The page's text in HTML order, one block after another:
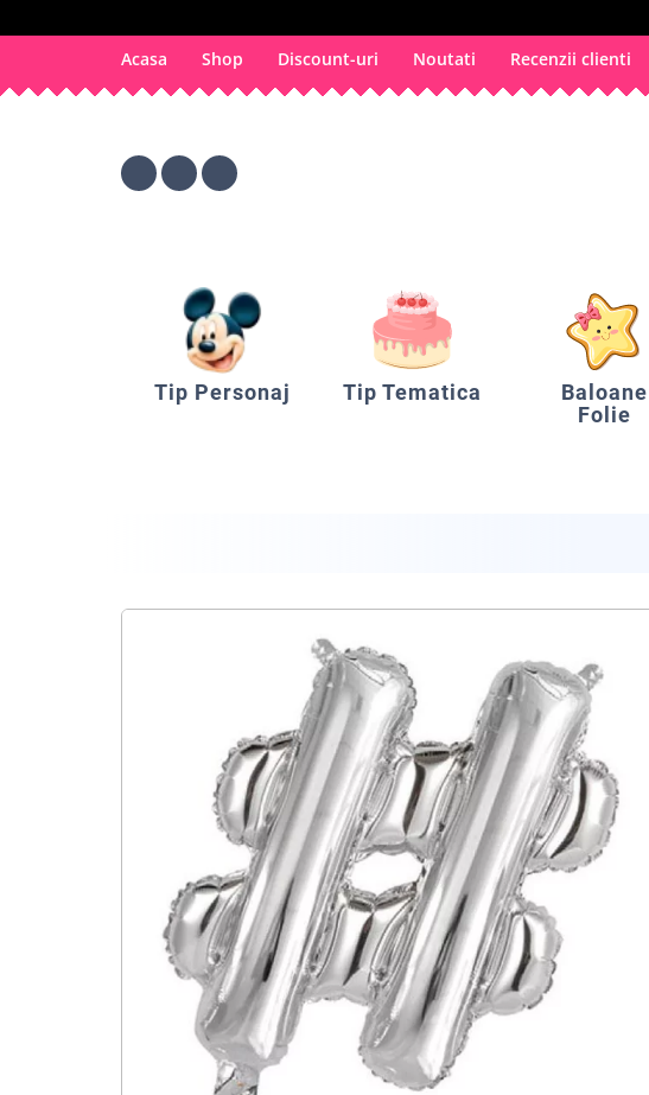
Acasa Shop Discount-uri Noutati Recenzii clienti
Tip Personaj Tip Tematica
Baloane
Folie